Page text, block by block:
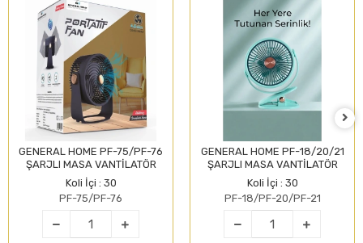
GENERAL HOME PF-75/PF-76
ŞARJLI MASA VANTİLATÖR
Koli İçi : 30
PF-75/PF-76
GENERAL HOME PF-18/20/21
ŞARJLI MASA VANTİLATÖR
Koli İçi : 30
PF-18/PF-20/PF-21